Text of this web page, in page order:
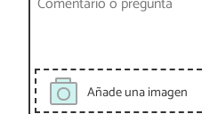
Añade una imagen